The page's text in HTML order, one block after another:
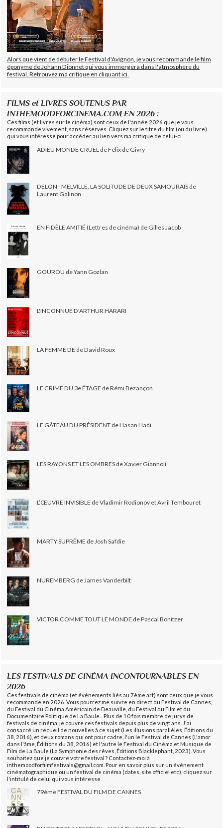
Alors que vient de débuter le Festival d'Avignon, je vous recommande le film
éponyme de Johann Dionnet qui vous immergera dans l'atmosphère du
festival. Retrouvez ma critique en cliquant ici.
FILMS et LIVRES SOUTENUS PAR
INTHEMOODFORCINEMA.COM EN 2026 :
Ces films (et livres sur le cinéma) sont ceux de l'année 2026 que je vous
recommande vivement, sans réserves. Cliquez sur le titre du film (ou du livre)
qui vous intéresse pour accéder au lien vers ma critique de celui-ci.
ADIEU MONDE CRUEL de Félix de Givry
DELON - MELVILLE, LA SOLITUDE DE DEUX SAMOURAÏS de
Laurent Galinon
EN FIDÈLE AMITIÉ (Lettres de cinéma) de Gilles Jacob
GOUROU de Yann Gozlan
L'INCONNUE D'ARTHUR HARARI
LA FEMME DE de David Roux
LE CRIME DU 3e ÉTAGE de Rémi Bezançon
LE GÂTEAU DU PRÉSIDENT de Hasan Hadi
LES RAYONS ET LES OMBRES de Xavier Giannoli
L’ŒUVRE INVISIBLE de Vladimir Rodionov et Avril Tembouret
MARTY SUPRÊME de Josh Safdie
NUREMBERG de James Vanderbilt
VICTOR COMME TOUT LE MONDE de Pascal Bonitzer
LES FESTIVALS DE CINÉMA INCONTOURNABLES EN
2026
Ces festivals de cinéma (et évènements liés au 7ème art) sont ceux que je vous
recommande en 2026. Vous pourrez me suivre en direct du Festival de Cannes,
du Festival du Cinéma Américain de Deauville, du Festival du Film et du
Documentaire Politique de La Baule... Plus de 10 fois membre de jurys de
festivals de cinéma, je couvre ces festivals depuis plus de vingt ans. J'ai
consacré un recueil de nouvelles à ce sujet (Les illusions parallèles, Éditions du
38, 2016), et deux romans qui ont pour cadre, l'un le Festival de Cannes (L'amor
dans l'âme, Éditions du 38, 2016) et l'autre le Festival du Cinéma et Musique de
Film de La Baule (La Symphonie des rêves, Éditions Blacklephant, 2023). Vous
souhaitez que je couvre votre festival ? Contactez-moi à
inthemoodforfilmfestivals@gmail.com. Pour en savoir plus sur un évènement
cinématographique ou un festival de cinéma (dates, site officiel etc), cliquez sur
l'intitulé de celui qui vous intéresse.
79ème FESTIVAL DU FILM DE CANNES